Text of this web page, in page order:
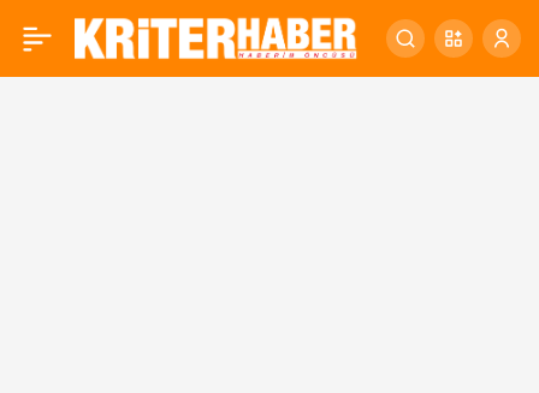
Erdek Çuğra Sahili cazibe 0